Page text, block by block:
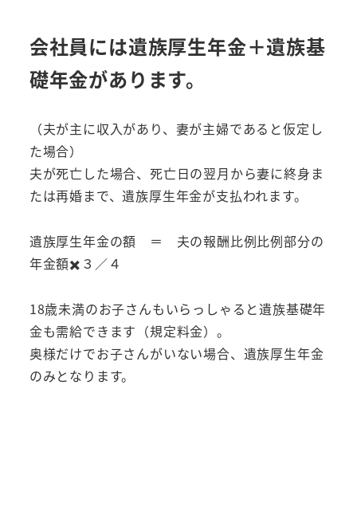
会社員には遺族厚生年金＋遺族基
礎年金があります。
（夫が主に収入があり、妻が主婦であると仮定し
た場合）
夫が死亡した場合、死亡日の翌月から妻に終身ま
たは再婚まで、遺族厚生年金が支払われます。
遺族厚生年金の額 ＝ 夫の報酬比例比例部分の
年金額✖️３／４
18歳未満のお子さんもいらっしゃると遺族基礎年
金も需給できます（規定料金）。
奥様だけでお子さんがいない場合、遺族厚生年金
のみとなります。